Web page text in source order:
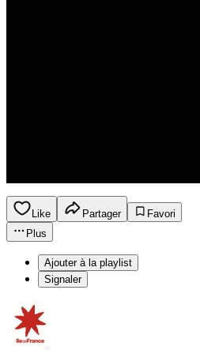
Like Partager
Favori
Plus
Ajouter à la playlist
Signaler